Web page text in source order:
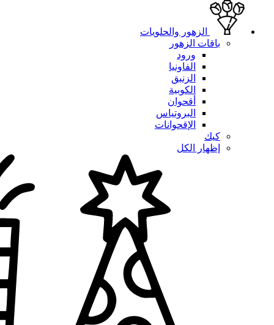
الزهور والحلويات
باقات الزهور
ورود
الفاونيا
الزنبق
الكوبية
أقحوان
البروتياس
الإقحوانات
كيك
إظهار الكل